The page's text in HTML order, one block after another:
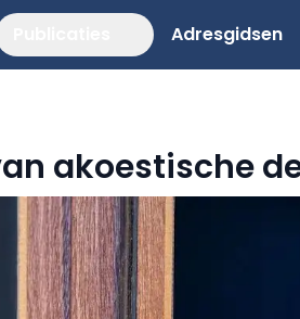
Adresgidsen
akoestische